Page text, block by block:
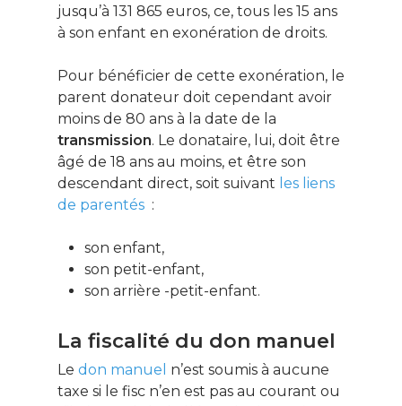
jusqu’à 131 865 euros, ce, tous les 15 ans
à son enfant en exonération de droits.
Pour bénéficier de cette exonération, le
parent donateur doit cependant avoir
moins de 80 ans à la date de la
transmission. Le donataire, lui, doit être
âgé de 18 ans au moins, et être son
descendant direct, soit suivant les liens
de parentés :
son enfant,
son petit-enfant,
son arrière -petit-enfant.
La fiscalité du don manuel
Le don manuel n’est soumis à aucune
taxe si le fisc n’en est pas au courant ou